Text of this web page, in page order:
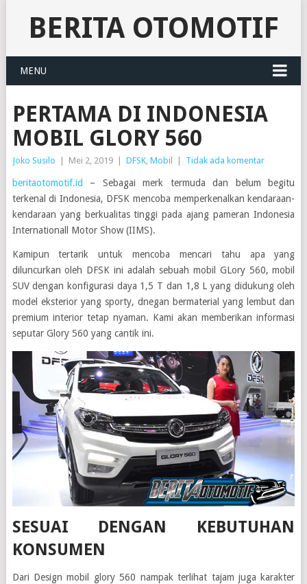
BERITA OTOMOTIF
MENU
PERTAMA DI INDONESIA
MOBIL GLORY 560
Joko Susilo Mei 2, 2019 DFSK, Mobil Tidak ada komentar
beritaotomotif.id – Sebagai merk termuda dan belum begitu
terkenal di Indonesia, DFSK mencoba memperkenalkan kendaraan-
kendaraan yang berkualitas tinggi pada ajang pameran Indonesia
Internationall Motor Show (IIMS).
Kamipun tertarik untuk mencoba mencari tahu apa yang
diluncurkan oleh DFSK ini adalah sebuah mobil GLory 560, mobil
SUV dengan konfigurasi daya 1,5 T dan 1,8 L yang didukung oleh
model eksterior yang sporty, dnegan bermaterial yang lembut dan
premium interior tetap nyaman. Kami akan memberikan informasi
seputar Glory 560 yang cantik ini.
SESUAI DENGAN KEBUTUHAN
KONSUMEN
Dari Design mobil glory 560 nampak terlihat tajam juga karakter